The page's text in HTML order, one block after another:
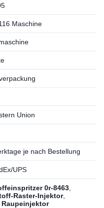
Maschine
Union
je nach Bestellung
UPS
0r-8463
Raster-Injektor,
Raupeinjektor